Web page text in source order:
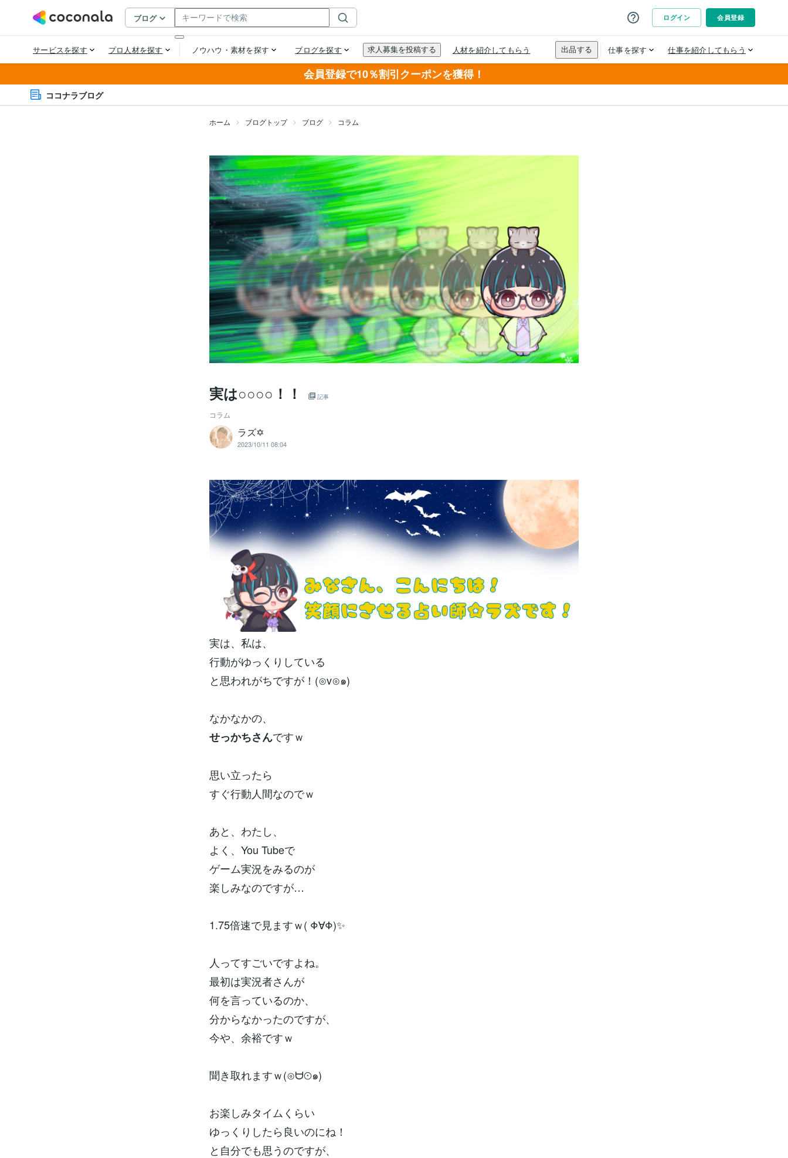
会員登録で10％割引クーポンを獲得！
ココナラブログ
ホーム ブログトップ ブログ コラム
実は○○○○！！ 記事
コラム
ラズ✡
2023/10/11 08:04
実は、私は、
行動がゆっくりしている
と思われがちですが！(⊙v⊙๑)
なかなかの、
せっかちさんですｗ
思い立ったら
すぐ行動人間なのでｗ
あと、わたし、
よく、You Tubeで
ゲーム実況をみるのが
楽しみなのですが…
1.75倍速で見ますｗ( Φ∀Φ)✨
人ってすごいですよね。
最初は実況者さんが
何を言っているのか、
分からなかったのですが、
今や、余裕ですｗ
聞き取れますｗ(⊙ᗨ⊙๑)
お楽しみタイムくらい
ゆっくりしたら良いのにね！
と自分でも思うのですが、